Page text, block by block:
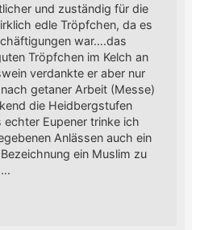
und zuständig für die
edle Tröpfchen, da es
war….das
Tröpfchen im Kelch an
verdankte er aber nur
getaner Arbeit (Messe)
die Heidbergstufen
Eupener trinke ich
Anlässen auch ein
ein Muslim zu